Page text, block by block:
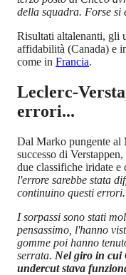
della squadra. Forse si
Risultati altalenanti, gli
affidabilità (Canada) e
come in Francia.
Leclerc-
errori...
Dal Marko pungente al
successo di
due classifiche iridate
l'errore sarebbe stata
continuino questi errori.
I sorpassi sono stati
pensassimo, l'hanno
gomme poi hanno
serrata. Nel giro in cui
undercut stava